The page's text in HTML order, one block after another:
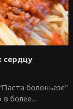
сердцу
болоньезе"
более...